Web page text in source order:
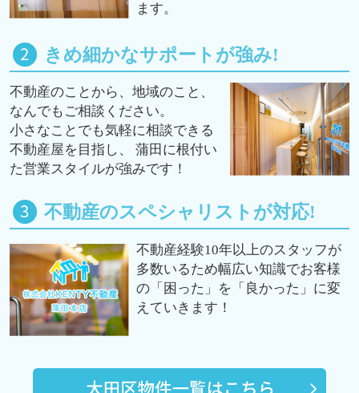
ます。
きめ細かなサポートが強み!
不動産のことから、地域のこと、
なんでもご相談ください。
小さなことでも気軽に相談できる
不動産屋を目指し、 蒲田に根付い
た営業スタイルが強みです！
不動産のスペシャリストが対応!
不動産経験10年以上のスタッフが
多数いるため幅広い知識でお客様
の「困った」を「良かった」に変
えていきます！